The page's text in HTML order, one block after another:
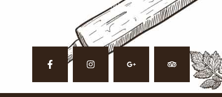
social.